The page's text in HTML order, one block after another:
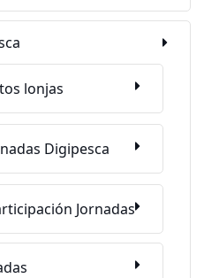
lonjas
Digipesca
Jornadas